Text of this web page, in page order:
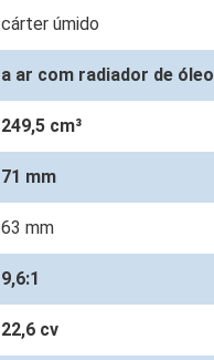
cárter úmido
a ar com radiador de óleo
249,5 cm³
71 mm
63 mm
9,6:1
22,6 cv